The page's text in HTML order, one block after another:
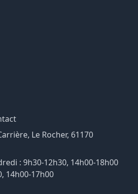
Le Rocher, 61170
: 9h30-12h30, 14h00-18h00
14h00-17h00